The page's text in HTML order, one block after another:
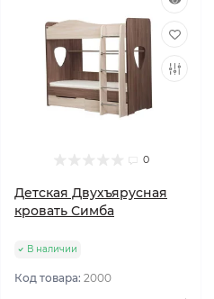
0
Детская Двухъярусная
кровать Симба
В наличии
Код товара: 2000